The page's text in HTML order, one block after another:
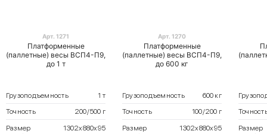
Арт. 1271
Платформенные
(паллетные) весы ВСП4-П9,
до 1 т
Грузоподъемность
1 т
Точность
200/500 г
Размер
1302х880х95
Арт. 1270
Платформенные
(паллетные) весы ВСП4-П9,
до 600 кг
Грузоподъемность
600 кг
Точность
100/200 г
Размер
1302х880х95
Размер